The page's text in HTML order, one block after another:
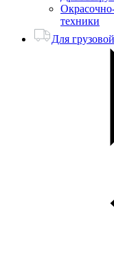
техники
Для